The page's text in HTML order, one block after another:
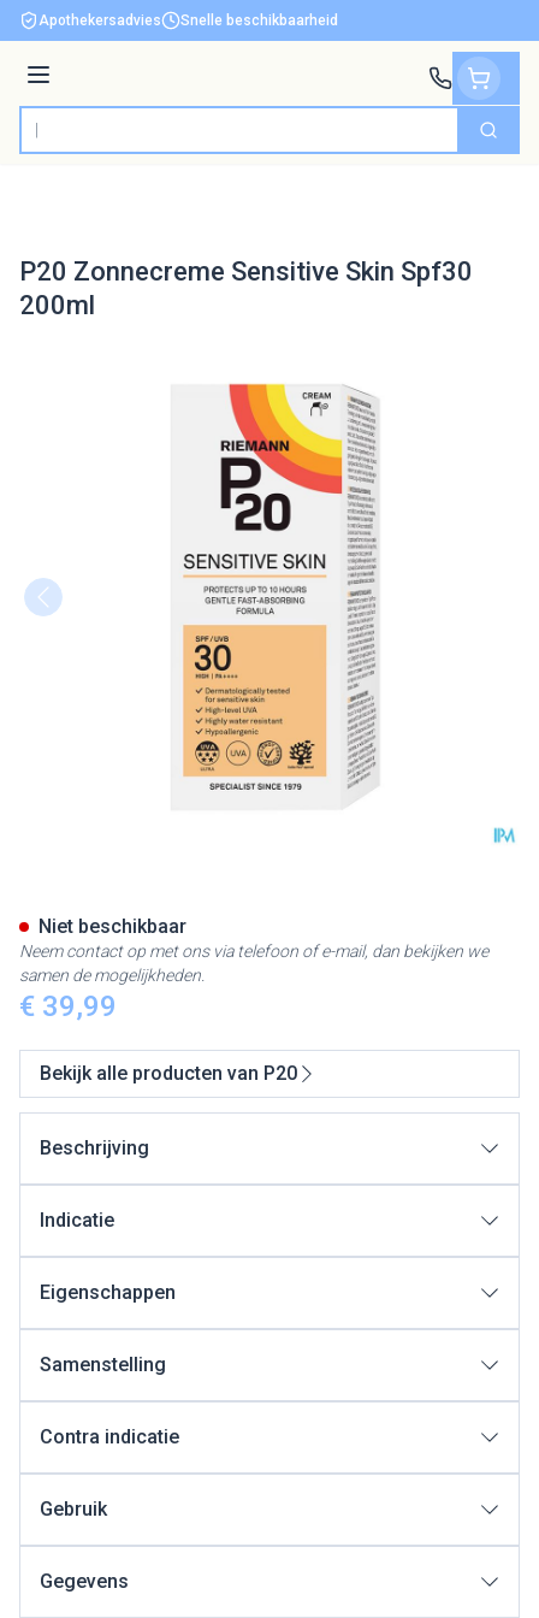
Ga naar de inhoud
Apothekersadvies Snelle beschikbaarheid
Menu
Product, merk, categorie... Zoek
P20 Zonnecreme Sensitive Skin Spf30
200ml
€ 39,99
Niet beschikbaar
Neem contact op met ons via telefoon of e-mail, dan bekijken we
samen de mogelijkheden.
Bekijk alle producten van P20
Beschrijving
Indicatie
Eigenschappen
Samenstelling
Contra indicatie
Gebruik
Gegevens